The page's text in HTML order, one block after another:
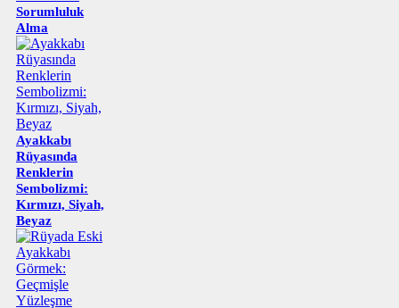
Sorumluluk
Alma
Ayakkabı
Rüyasında
Renklerin
Sembolizmi:
Kırmızı, Siyah,
Beyaz